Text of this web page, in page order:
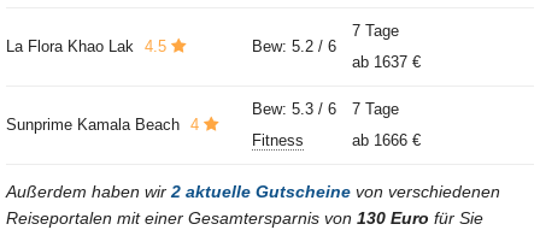
La Flora Khao Lak 4.5 Bew: 5.2 / 6
7 Tage
ab 1637 €
Sunprime Kamala Beach 4
Bew: 5.3 / 6
Fitness
7 Tage
ab 1666 €
Außerdem haben wir2 aktuelle Gutscheine von verschiedenen
Reiseportalen mit einer Gesamtersparnis von 130 Euro für Sie